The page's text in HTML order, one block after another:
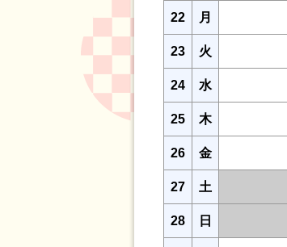
22 月
23 火
24 水
25 木
26 金
27 土
28 日